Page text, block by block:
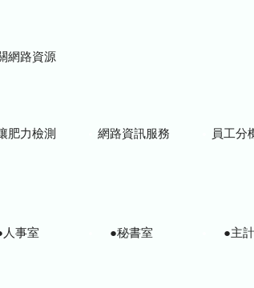
網路資源
肥力檢測 網路資訊服務 員工分
事室 ●秘書室 ●主